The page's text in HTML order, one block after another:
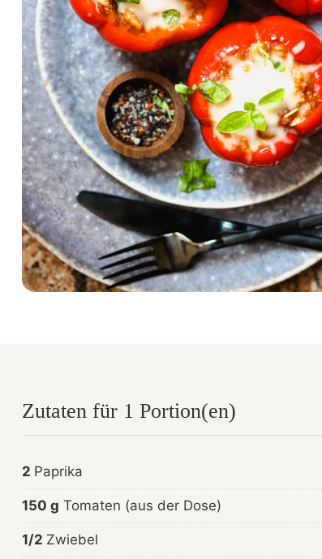
Zutaten für 1 Portion(en)
2 Paprika
150 g Tomaten (aus der Dose)
1/2 Zwiebel